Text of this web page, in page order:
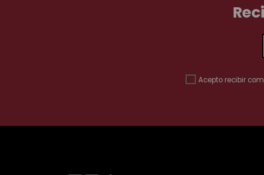
Acepto recibir